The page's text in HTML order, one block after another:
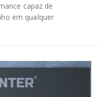
capaz de
em qualquer